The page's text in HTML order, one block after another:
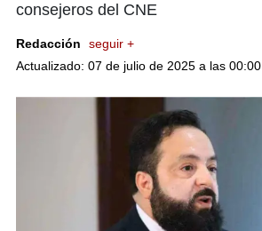
consejeros del CNE
Redacción
seguir +
Actualizado: 07 de julio de 2025 a las 00:00